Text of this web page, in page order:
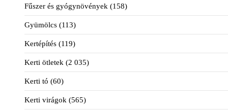
Fűszer és gyógynövények (158)
Gyümölcs (113)
Kertépítés (119)
Kerti ötletek (2 035)
Kerti tó (60)
Kerti virágok (565)